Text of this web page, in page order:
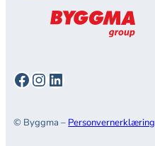
Facebook
Instagram
LinkedIn
© Byggma – Personvernerklæring